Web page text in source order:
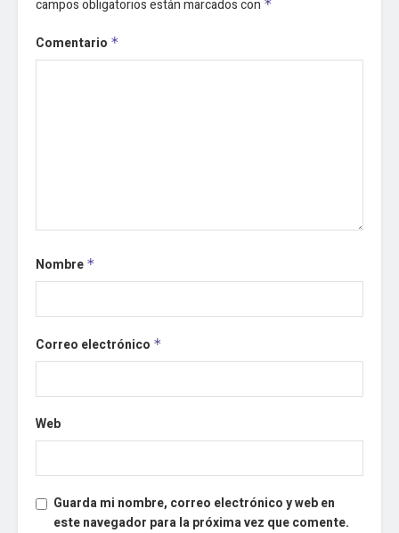
campos obligatorios están marcados con *
Comentario *
Nombre *
Correo electrónico *
Web
Guarda mi nombre, correo electrónico y web en
este navegador para la próxima vez que comente.